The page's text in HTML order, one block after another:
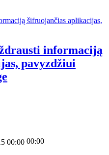
informaciją
pavyzdžiui
00:00